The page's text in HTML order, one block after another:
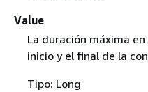
Value
La duración máxima
inicio y el final de la
Tipo: Long